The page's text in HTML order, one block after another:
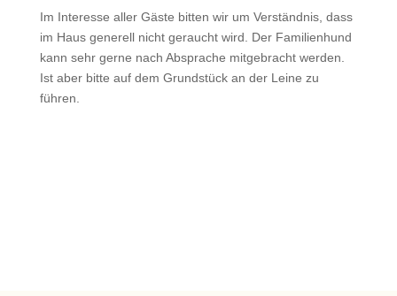
Im Interesse aller Gäste bitten wir um Verständnis, dass
im Haus generell nicht geraucht wird. Der Familienhund
kann sehr gerne nach Absprache mitgebracht werden.
Ist aber bitte auf dem Grundstück an der Leine zu
führen.